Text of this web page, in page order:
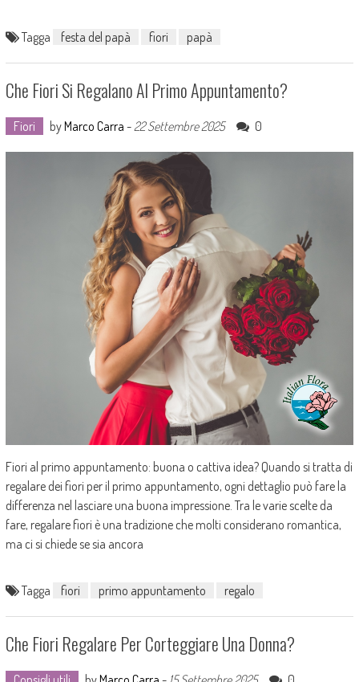
Tagga festa del papà fiori papà
Che Fiori Si Regalano Al Primo Appuntamento?
Fiori byMarco Carra -22 Settembre 2025 0
Fiori al primo appuntamento: buona o cattiva idea? Quando si tratta di
regalare dei fiori per il primo appuntamento, ogni dettaglio può fare la
differenza nel lasciare una buona impressione. Tra le varie scelte da
fare, regalare fiori è una tradizione che molti considerano romantica,
ma ci si chiede se sia ancora
Tagga fiori primo appuntamento regalo
Che Fiori Regalare Per Corteggiare Una Donna?